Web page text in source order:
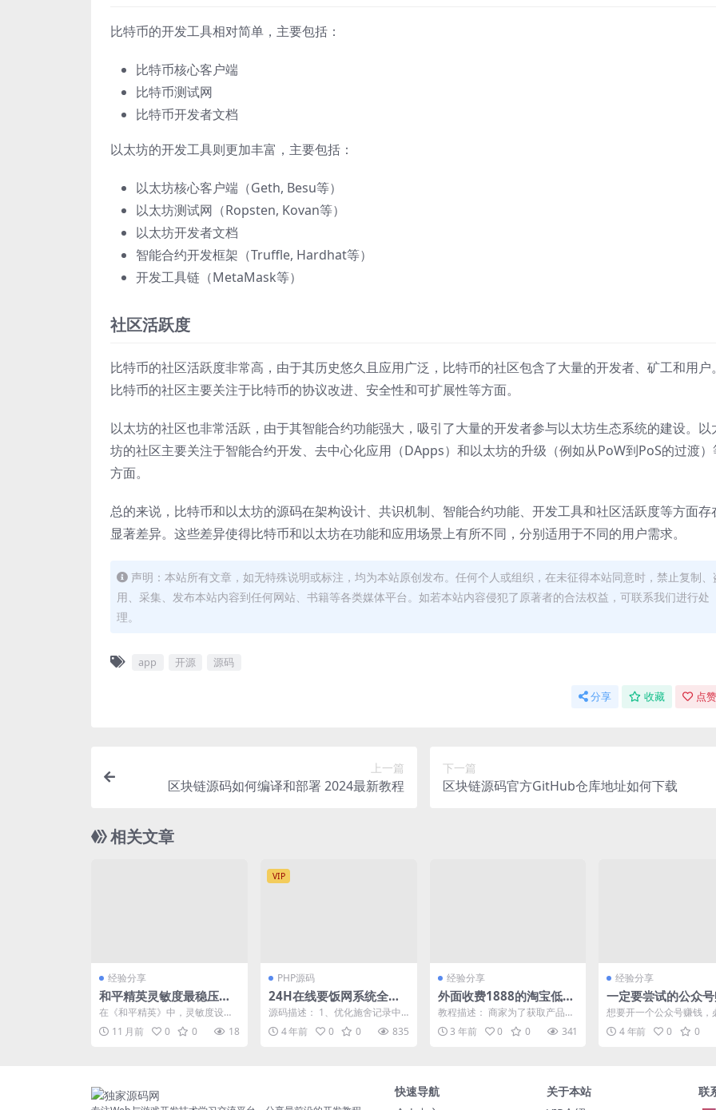
比特币的开发工具相对简单，主要包括：
比特币核心客户端
比特币测试网
比特币开发者文档
以太坊的开发工具则更加丰富，主要包括：
以太坊核心客户端（Geth, Besu等）
以太坊测试网（Ropsten, Kovan等）
以太坊开发者文档
智能合约开发框架（Truffle, Hardhat等）
开发工具链（MetaMask等）
社区活跃度
比特币的社区活跃度非常高，由于其历史悠久且应用广泛，比特币的社区包含了大量的开发者、矿工和用户
比特币的社区主要关注于比特币的协议改进、安全性和可扩展性等方面。
以太坊的社区也非常活跃，由于其智能合约功能强大，吸引了大量的开发者参与以太坊生态系统的建设。以
坊的社区主要关注于智能合约开发、去中心化应用（DApps）和以太坊的升级（例如从PoW到PoS的过渡）
方面。
总的来说，比特币和以太坊的源码在架构设计、共识机制、智能合约功能、开发工具和社区活跃度等方面存
显著差异。这些差异使得比特币和以太坊在功能和应用场景上有所不同，分别适用于不同的用户需求。
声明：本站所有文章，如无特殊说明或标注，均为本站原创发布。任何个人或组织，在未征得本站同意时，禁止复制、
用、采集、发布本站内容到任何网站、书籍等各类媒体平台。如若本站内容侵犯了原著者的合法权益，可联系我们进行处
理。
app 开源 源码
分享 收藏 点
上一篇
区块链源码如何编译和部署 2024最新教程
下一篇
区块链源码官方GitHub仓库地址如何下载
相关文章
经验分享
和平精英灵敏度最稳压枪
设置2024硬核玩家优化需
求
在《和平精英》中，灵敏度设置
对于玩家的射击精度和反应速度
至关重要。特别是在202...
11 月前 0 0 18
VIP
PHP源码
24H在线要饭网系统全开
源
源码描述： 1、优化施舍记录中
的施舍方式显示，防止部分情况
下显示空白 2、新增站...
4 年前 0 0 835
经验分享
外面收费1888的淘宝低价
挂机项目
教程描述： 商家为了获取产品曝
光量或者增加销量，故意将商品
价格调低，我们合理的利...
3 年前 0 0 341
经验分享
一定要尝试的公众
项目
想要开一个公众号赚钱，
想做的一件事。那就是定
一个你能持续输出内容的
4 年前 0 0
快速导航
关于本站
联